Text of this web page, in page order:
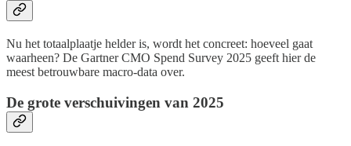
Nu het totaalplaatje helder is, wordt het concreet: hoeveel gaat
waarheen? De Gartner CMO Spend Survey 2025 geeft hier de
meest betrouwbare macro-data over.
De grote verschuivingen van 2025